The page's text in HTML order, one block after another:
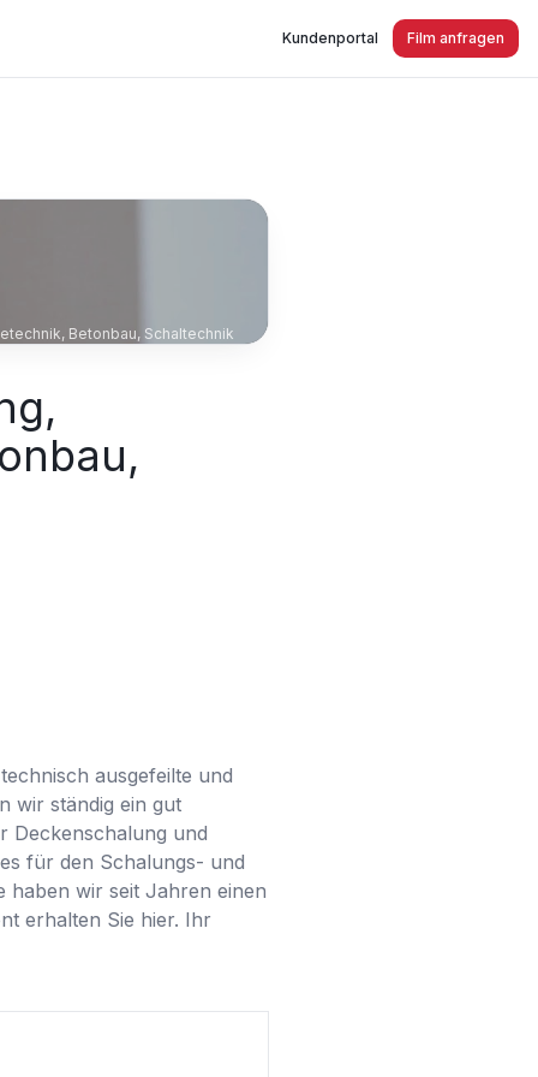
Kundenportal Film anfragen
Betonbau, Schaltechnik
ausgefeilte und
wir ständig ein gut
Deckenschalung und
für den Schalungs- und
haben wir seit Jahren einen
erhalten Sie hier. Ihr